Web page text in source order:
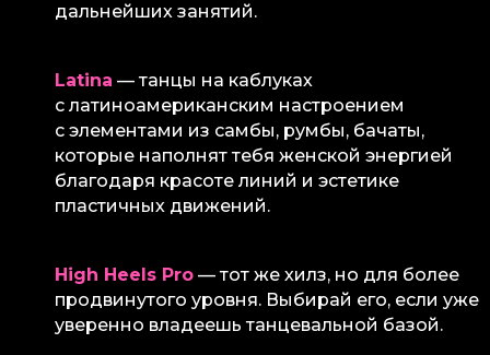
дальнейших занятий.
Latina — танцы на каблуках
с латиноамериканским настроением
с элементами из самбы, румбы, бачаты,
которые наполнят тебя женской энергией
благодаря красоте линий и эстетике
пластичных движений.
High Heels Pro — тот же хилз, но для более
продвинутого уровня. Выбирай его, если уже
уверенно владеешь танцевальной базой.